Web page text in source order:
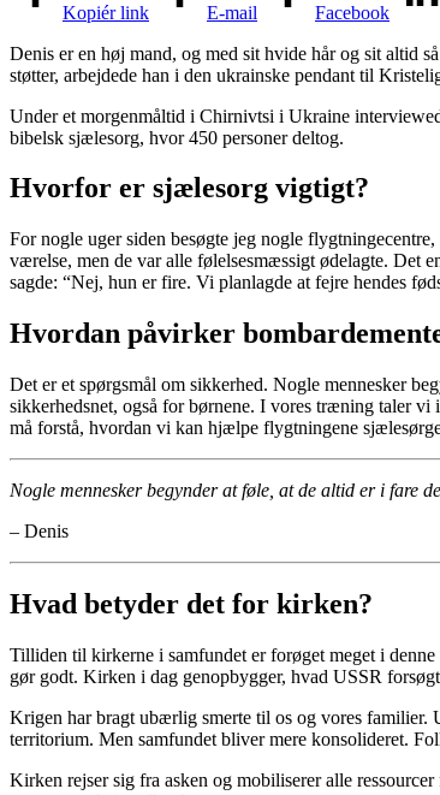
Kopiér link E-mail Facebook
Denis er en høj mand, og med sit hvide hår og sit altid
støtter, arbejdede han i den ukrainske pendant til
Under et morgenmåltid i Chirnivtsi i Ukraine
bibelsk sjælesorg, hvor 450 personer deltog.
Hvorfor er sjælesorg vigtigt?
For nogle uger siden besøgte jeg nogle
værelse, men de var alle følelsesmæssigt ødelagte. Det
sagde: “Nej, hun er fire. Vi planlagde at fejre hendes
Hvordan påvirker
Det er et spørgsmål om sikkerhed. Nogle mennesker
sikkerhedsnet, også for børnene. I vores træning taler
må forstå, hvordan vi kan hjælpe flygtningene
Nogle mennesker begynder at føle, at de altid er i fare
– Denis
Hvad betyder det for kirken?
Tilliden til kirkerne i samfundet er forøget meget i
gør godt. Kirken i dag genopbygger, hvad USSR
Krigen har bragt ubærlig smerte til os og vores familier.
territorium. Men samfundet bliver mere konsolideret.
Kirken rejser sig fra asken og mobiliserer alle